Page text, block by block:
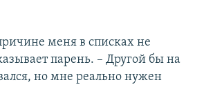
меня в списках не
парень. – Другой бы на
но мне реально нужен